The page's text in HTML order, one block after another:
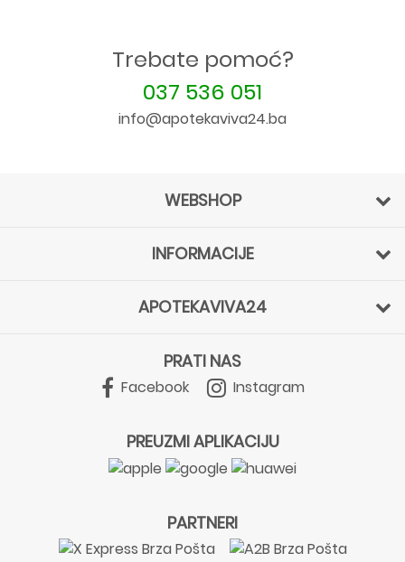
Trebate pomoć?
037 536 051
info@apotekaviva24.ba
WEBSHOP
INFORMACIJE
APOTEKAVIVA24
PRATI NAS
Facebook Instagram
PREUZMI APLIKACIJU
PARTNERI